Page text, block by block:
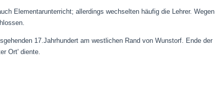
Elementarunterricht; allerdings wechselten häufig die Lehrer. Wegen
17.Jahrhundert am westlichen Rand von Wunstorf. Ende der
Ort' diente.